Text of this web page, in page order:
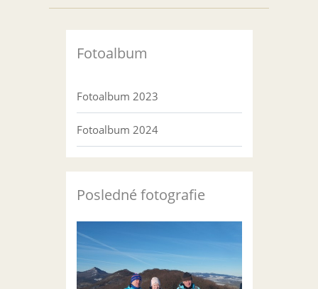
Fotoalbum
Fotoalbum 2023
Fotoalbum 2024
Posledné fotografie